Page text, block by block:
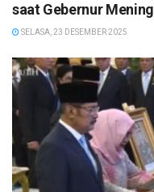
saat Gebernur
SELASA, 23 DESEMBER 2025